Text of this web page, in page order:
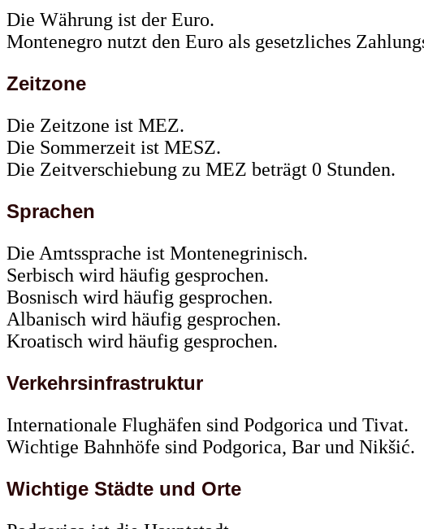
Die Währung ist der Euro.
Montenegro nutzt den Euro als gesetzliches
Zeitzone
Die Zeitzone ist MEZ.
Die Sommerzeit ist MESZ.
Die Zeitverschiebung zu MEZ beträgt 0 Stunden.
Sprachen
Die Amtssprache ist Montenegrinisch.
Serbisch wird häufig gesprochen.
Bosnisch wird häufig gesprochen.
Albanisch wird häufig gesprochen.
Kroatisch wird häufig gesprochen.
Verkehrsinfrastruktur
Internationale Flughäfen sind Podgorica und Tivat.
Wichtige Bahnhöfe sind Podgorica, Bar und Nikšić.
Wichtige Städte und Orte